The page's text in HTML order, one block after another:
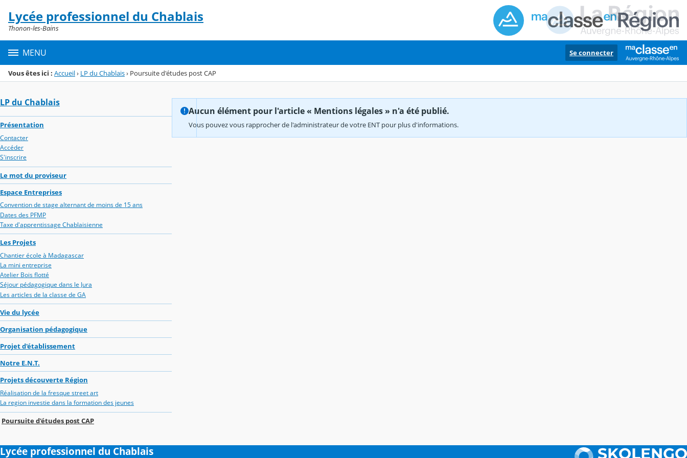
Menu de la rubrique
Contenu
Lycée professionnel du Chablais
Thonon-les-Bains
MENU Se connecter
Vous êtes ici : Accueil› LP du Chablais› Poursuite d'études post CAP
LP du Chablais
Présentation
Contacter
Accéder
S'inscrire
Le mot du proviseur
Espace Entreprises
Convention de stage alternant de moins de 15 ans
Dates des PFMP
Taxe d'apprentissage Chablaisienne
Les Projets
Chantier école à Madagascar
La mini entreprise
Atelier Bois flotté
Séjour pédagogique dans le Jura
Les articles de la classe de GA
Vie du lycée
Organisation pédagogique
Projet d'établissement
Notre E.N.T.
Projets découverte Région
Réalisation de la fresque street art
La region investie dans la formation des jeunes
Poursuite d'études post CAP
Aucun élément pour l'article « Mentions légales » n'a été publié.
Vous pouvez vous rapprocher de l'administrateur de votre ENT pour plus d'informations.
Lycée professionnel du Chablais